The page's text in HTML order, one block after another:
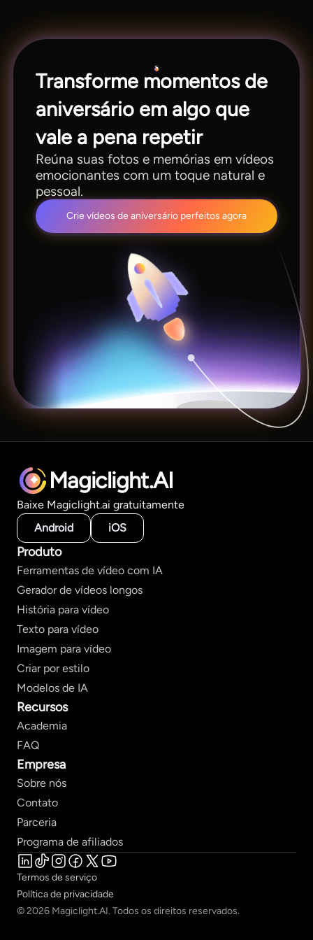
flexível.
Transforme momentos de
aniversário em algo que
vale a pena repetir
Reúna suas fotos e memórias em vídeos
emocionantes com um toque natural e
pessoal.
Crie vídeos de aniversário perfeitos agora
Magiclight.AI
Baixe Magiclight.ai gratuitamente
Android
iOS
Produto
Ferramentas de vídeo com IA
Gerador de vídeos longos
História para vídeo
Texto para vídeo
Imagem para vídeo
Criar por estilo
Modelos de IA
Recursos
Academia
FAQ
Empresa
Sobre nós
Contato
Parceria
Programa de afiliados
Termos de serviço
Política de privacidade
© 2026 Magiclight.AI. Todos os direitos reservados.